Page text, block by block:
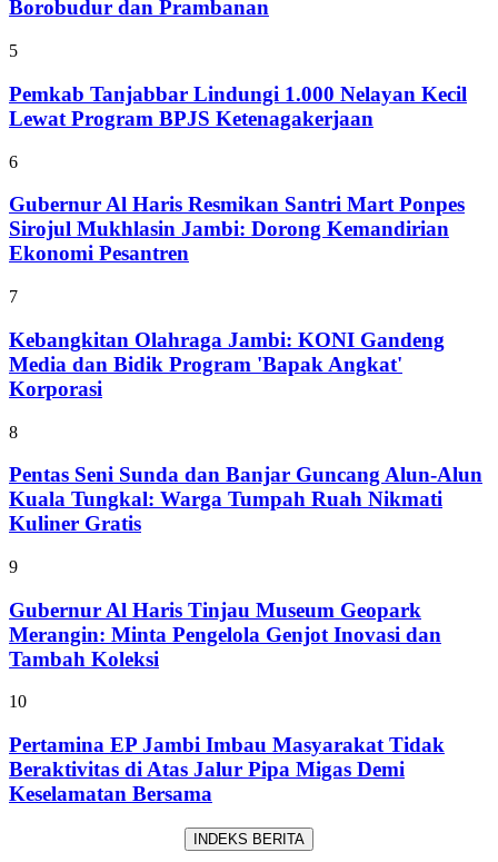
Borobudur dan Prambanan
5
Pemkab Tanjabbar Lindungi 1.000 Nelayan Kecil
Lewat Program BPJS Ketenagakerjaan
6
Gubernur Al Haris Resmikan Santri Mart Ponpes
Sirojul Mukhlasin Jambi: Dorong Kemandirian
Ekonomi Pesantren
7
Kebangkitan Olahraga Jambi: KONI Gandeng
Media dan Bidik Program 'Bapak Angkat'
Korporasi
8
Pentas Seni Sunda dan Banjar Guncang Alun-Alun
Kuala Tungkal: Warga Tumpah Ruah Nikmati
Kuliner Gratis
9
Gubernur Al Haris Tinjau Museum Geopark
Merangin: Minta Pengelola Genjot Inovasi dan
Tambah Koleksi
10
Pertamina EP Jambi Imbau Masyarakat Tidak
Beraktivitas di Atas Jalur Pipa Migas Demi
Keselamatan Bersama
INDEKS BERITA